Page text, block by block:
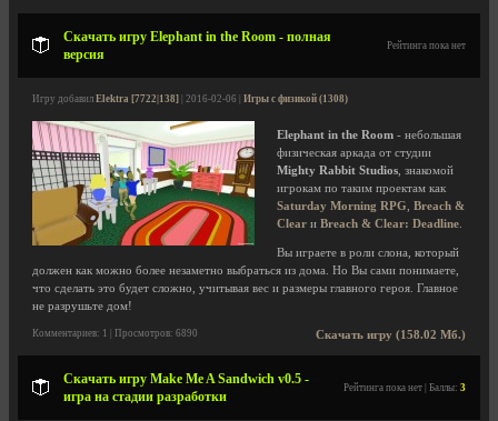
Скачать игру Elephant in the Room - полная
версия
Рейтинга пока нет
Игру добавил Elektra [7722|138] | 2016-02-06 | Игры с физикой (1308)
Elephant in the Room - небольшая
физическая аркада от студии
Mighty Rabbit Studios , знакомой
игрокам по таким проектам как
Saturday Morning RPG
Breach &
Clear и Breach & Clear: Deadline
Вы играете в роли слона, который
должен как можно более незаметно выбраться из дома. Но Вы сами понимаете,
что сделать это будет сложно, учитывая вес и размеры главного героя. Главное
не разрушьте дом!
Скачать игру (158.02 Мб.)
Комментариев: 1 | Просмотров: 6890
Скачать игру Make Me A Sandwich v0.5 -
игра на стадии разработки
Рейтинга пока нет | Баллы: 3